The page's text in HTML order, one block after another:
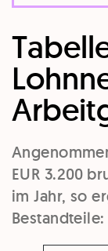
EUR 3.200
im Jahr, so
Bestandteile: